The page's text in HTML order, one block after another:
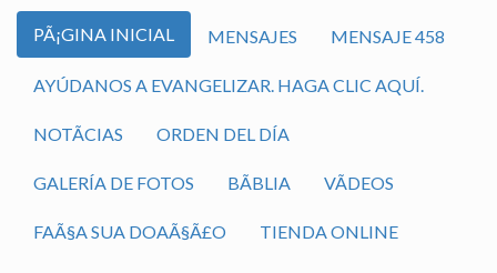
PÃ¡GINA INICIAL MENSAJES MENSAJE 458
AYÚDANOS A EVANGELIZAR. HAGA CLIC AQUÍ.
NOTÃ­CIAS ORDEN DEL DÍA
GALERÍA DE FOTOS BÃ­BLIA VÃ­DEOS
FAÃ§A SUA DOAÃ§Ã£O TIENDA ONLINE